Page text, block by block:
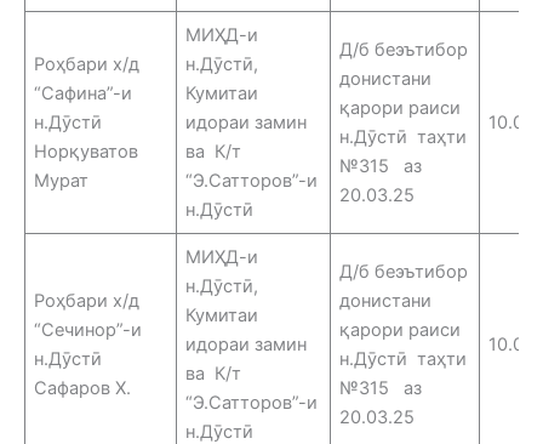
Роҳбари х/д
“Сафина”-и
н.Дӯстӣ
Норқуватов
Мурат
МИҲД-и
н.Дӯстӣ,
Кумитаи
идораи замин
ва К/т
“Э.Сатторов”-и
н.Дӯстӣ
Д/б беэътибор
донистани
қарори раиси
н.Дӯстӣ таҳти
№315 аз
20.03.25
Роҳбари х/д
“Сечинор”-и
н.Дӯстӣ
Сафаров Х.
МИҲД-и
н.Дӯстӣ,
Кумитаи
идораи замин
ва К/т
“Э.Сатторов”-и
н.Дӯстӣ
Д/б беэътибор
донистани
қарори раиси
н.Дӯстӣ таҳти
№315 аз
20.03.25